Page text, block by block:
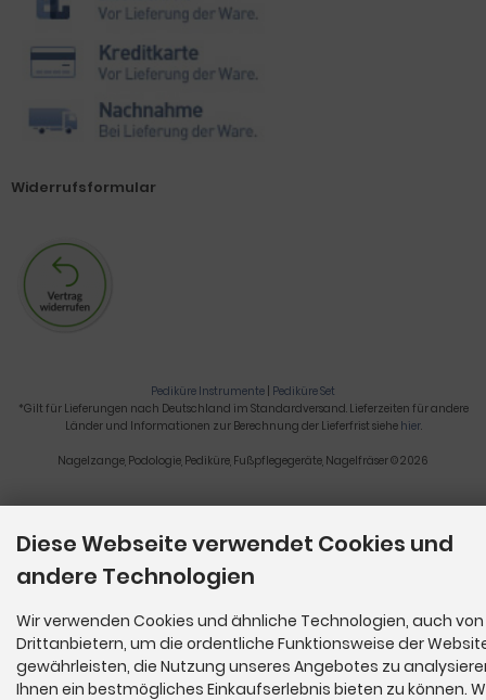
Widerrufsformular
Pediküre Instrumente | Pediküre Set
*Gilt für Lieferungen nach Deutschland im Standardversand. Lieferzeiten für andere
Länder und Informationen zur Berechnung der Lieferfrist siehe hier.
Nagelzange, Podologie, Pediküre, Fußpflegegeräte, Nagelfräser © 2026
Diese Webseite verwendet Cookies und
andere Technologien
Wir verwenden Cookies und ähnliche Technologien, auch von
Drittanbietern, um die ordentliche Funktionsweise der
gewährleisten, die Nutzung unseres Angebotes zu
Ihnen ein bestmögliches Einkaufserlebnis bieten zu können.